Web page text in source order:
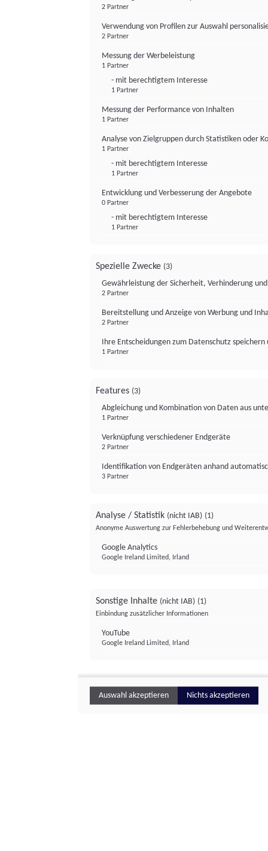
2 Partner
Verwendung von Profilen zur Auswahl
2 Partner
Messung der Werbeleistung
1 Partner
- mit berechtigtem Interesse
1 Partner
Messung der Performance von Inhalten
1 Partner
Analyse von Zielgruppen durch Statistiken oder
1 Partner
- mit berechtigtem Interesse
1 Partner
Entwicklung und Verbesserung der Angebote
0 Partner
- mit berechtigtem Interesse
1 Partner
Spezielle Zwecke (3)
Gewährleistung der Sicherheit, Verhinderung
2 Partner
Bereitstellung und Anzeige von Werbung und
2 Partner
Ihre Entscheidungen zum Datenschutz
1 Partner
Features (3)
Abgleichung und Kombination von Daten aus
1 Partner
Verknüpfung verschiedener Endgeräte
2 Partner
Identifikation von Endgeräten anhand
3 Partner
Analyse / Statistik (nicht IAB) (1)
Anonyme Auswertung zur Fehlerbehebung und
Google Analytics
Google Ireland Limited, Irland
Sonstige Inhalte (nicht IAB) (1)
Einbindung zusätzlicher Informationen
YouTube
Google Ireland Limited, Irland
Auswahl akzeptieren Nichts akzeptieren